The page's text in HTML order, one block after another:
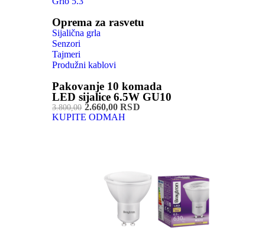
Oprema za rasvetu
Sijalična grla
Senzori
Tajmeri
Produžni kablovi
Pakovanje 10 komada
LED sijalice 6.5W GU10
3.800,002.660,00 RSD
KUPITE ODMAH